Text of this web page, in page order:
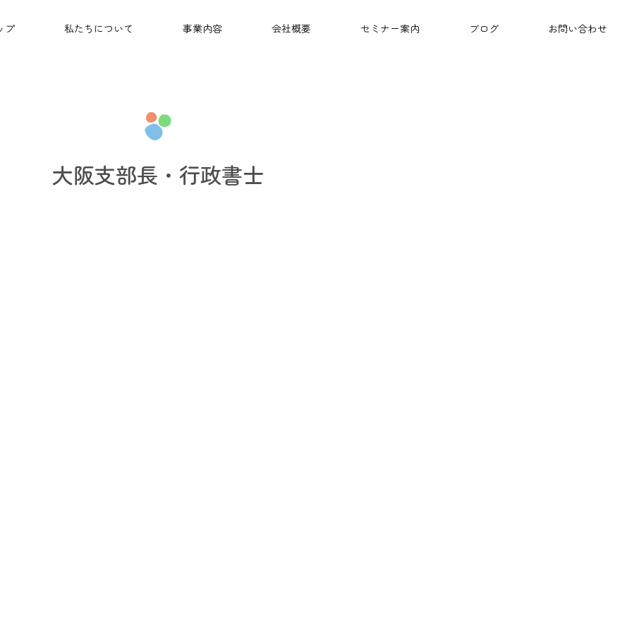
プ 私たちについて 事業内容 会社概要 セミナー案内 ブログ お問い合わせ
大阪支部長・行政書士